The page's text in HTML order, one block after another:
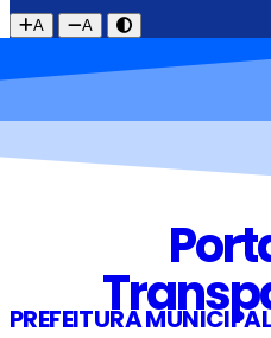
A A
PREFEITURA